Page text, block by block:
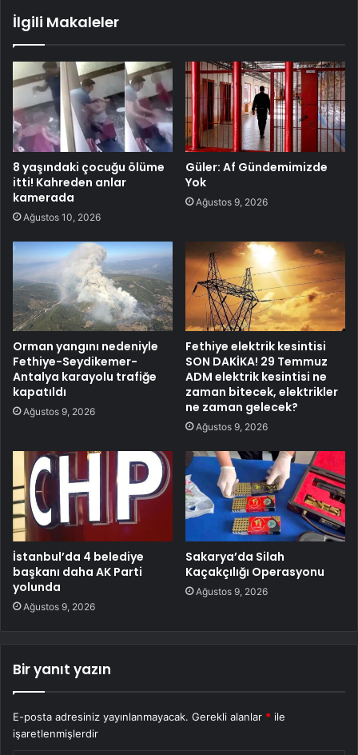
İlgili Makaleler
8 yaşındaki çocuğu ölüme
itti! Kahreden anlar
kamerada
Ağustos 10, 2026
Güler: Af Gündemimizde
Yok
Ağustos 9, 2026
Orman yangını nedeniyle
Fethiye-Seydikemer-
Antalya karayolu trafiğe
kapatıldı
Ağustos 9, 2026
Fethiye elektrik kesintisi
SON DAKİKA! 29 Temmuz
ADM elektrik kesintisi ne
zaman bitecek, elektrikler
ne zaman gelecek?
Ağustos 9, 2026
İstanbul’da 4 belediye
başkanı daha AK Parti
yolunda
Ağustos 9, 2026
Sakarya’da Silah
Kaçakçılığı Operasyonu
Ağustos 9, 2026
Bir yanıt yazın
E-posta adresiniz yayınlanmayacak. Gerekli alanlar * ile
işaretlenmişlerdir